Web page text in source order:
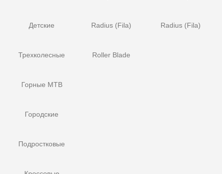
Детские
Трехколесные
Горные MTB
Городские
Подростковые
Radius (Fila)
Roller Blade
Radius (Fila)